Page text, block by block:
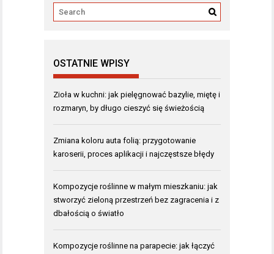
OSTATNIE WPISY
Zioła w kuchni: jak pielęgnować bazylie, miętę i
rozmaryn, by długo cieszyć się świeżością
Zmiana koloru auta folią: przygotowanie
karoserii, proces aplikacji i najczęstsze błędy
Kompozycje roślinne w małym mieszkaniu: jak
stworzyć zieloną przestrzeń bez zagracenia i z
dbałością o światło
Kompozycje roślinne na parapecie: jak łączyć